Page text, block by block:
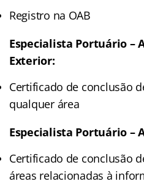
Registro na OAB
Especialista Portuário –
Exterior:
Certificado de conclusão
qualquer área
Especialista Portuário –
Certificado de conclusão
áreas relacionadas à